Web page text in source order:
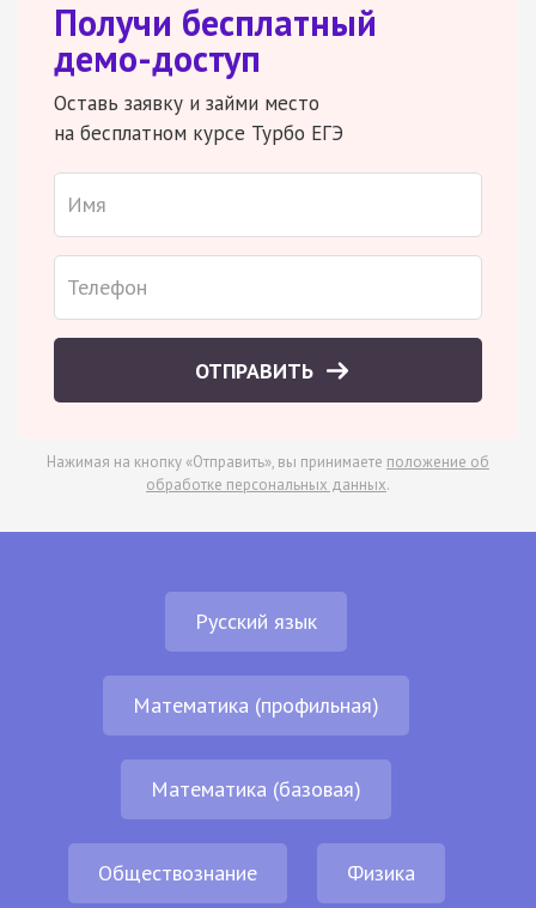
Получи бесплатный
демо-доступ
Оставь заявку и займи место
на бесплатном курсе Турбо ЕГЭ
ОТПРАВИТЬ
Нажимая на кнопку «Отправить», вы принимаете положение об
обработке персональных данных.
Русский язык
Математика (профильная)
Математика (базовая)
Обществознание Физика